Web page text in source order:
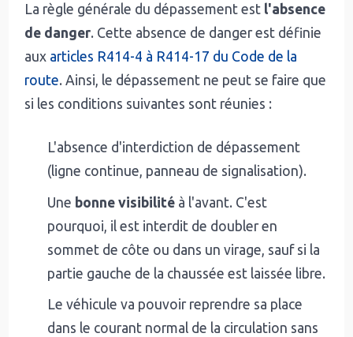
La règle générale du dépassement est l'absence
de danger. Cette absence de danger est définie
aux articles R414-4 à R414-17 du Code de la
route. Ainsi, le dépassement ne peut se faire que
si les conditions suivantes sont réunies :
L'absence d'interdiction de dépassement
(ligne continue, panneau de signalisation).
Une bonne visibilité à l'avant. C'est
pourquoi, il est interdit de doubler en
sommet de côte ou dans un virage, sauf si la
partie gauche de la chaussée est laissée libre.
Le véhicule va pouvoir reprendre sa place
dans le courant normal de la circulation sans